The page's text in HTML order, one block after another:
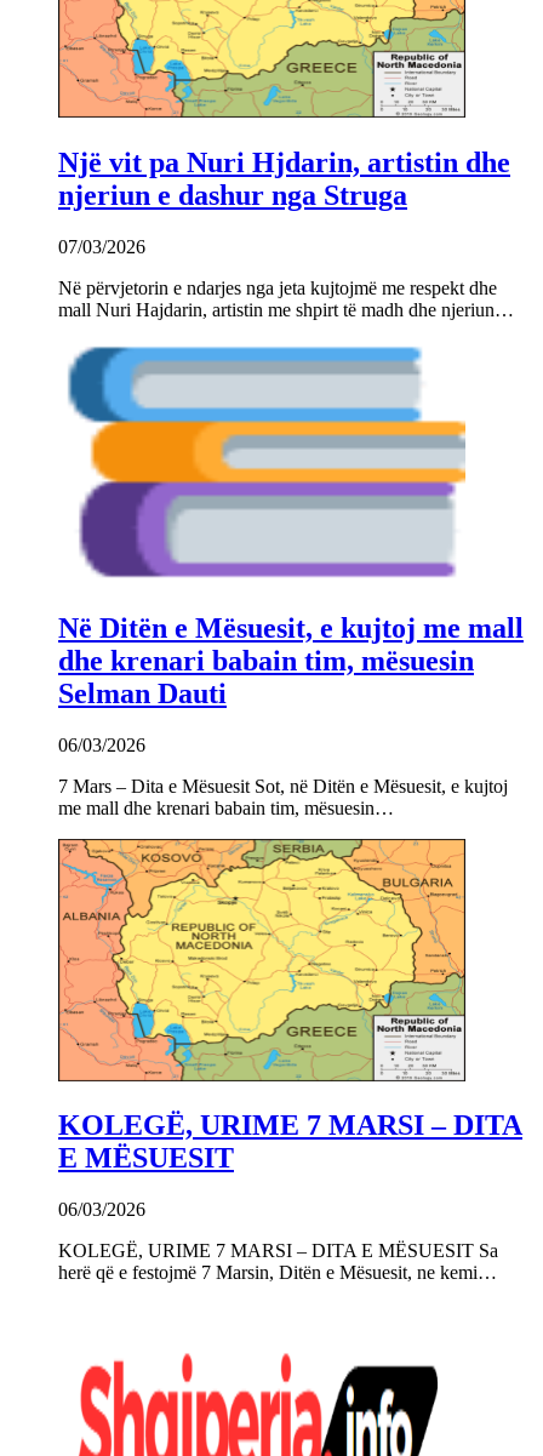
Një vit pa Nuri Hjdarin, artistin dhe
njeriun e dashur nga Struga
07/03/2026
Në përvjetorin e ndarjes nga jeta kujtojmë me respekt dhe
mall Nuri Hajdarin, artistin me shpirt të madh dhe njeriun…
Në Ditën e Mësuesit, e kujtoj me mall
dhe krenari babain tim, mësuesin
Selman Dauti
06/03/2026
7 Mars – Dita e Mësuesit Sot, në Ditën e Mësuesit, e kujtoj
me mall dhe krenari babain tim, mësuesin…
KOLEGË, URIME 7 MARSI – DITA
E MËSUESIT
06/03/2026
KOLEGË, URIME 7 MARSI – DITA E MËSUESIT Sa
herë që e festojmë 7 Marsin, Ditën e Mësuesit, ne kemi…